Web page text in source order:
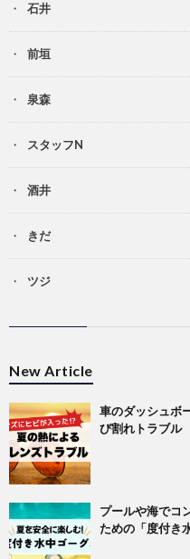
石井
前垣
泉森
スタッフN
酒井
きだ
ツジ
New Article
車のダッシュボ
び割れトラブル
プールや海でコ
ための「度付き